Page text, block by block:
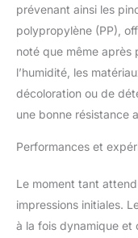
prévenant ainsi les
polypropylène (PP),
noté que même après
l’humidité, les
décoloration ou de
une bonne résistance
Performances et
Le moment tant
impressions initiales.
à la fois dynamique et